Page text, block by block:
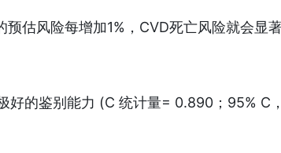
预估风险每增加1%，CVD死亡风险就会显
好的鉴别能力 (C 统计量= 0.890；95% C